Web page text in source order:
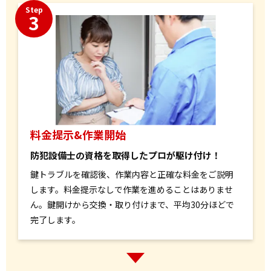
Step
3
料金提示&作業開始
防犯設備士の資格を取得したプロが駆け付け！
鍵トラブルを確認後、作業内容と正確な料金をご説明
します。料金提示なしで作業を進めることはありませ
ん。鍵開けから交換・取り付けまで、平均30分ほどで
完了します。